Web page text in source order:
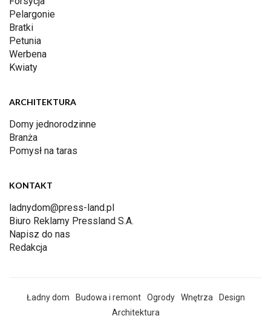
Pelargonie
Bratki
Petunia
Werbena
Kwiaty
ARCHITEKTURA
Domy jednorodzinne
Branża
Pomysł na taras
KONTAKT
ladnydom@press-land.pl
Biuro Reklamy Pressland S.A.
Napisz do nas
Redakcja
Ładny dom Budowa i remont Ogrody Wnętrza
Design
Architektura